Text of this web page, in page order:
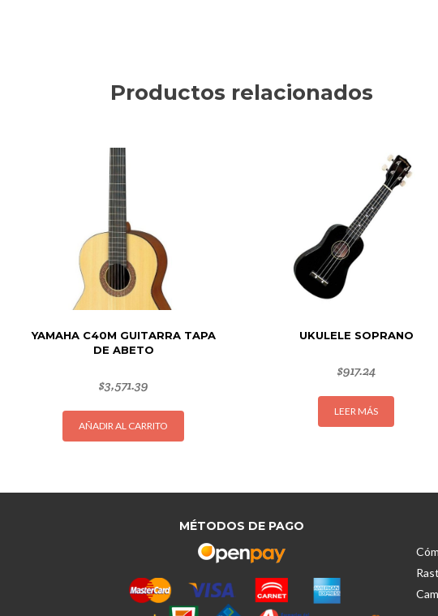
Productos relacionados
YAMAHA C40M GUITARRA TAPA
DE ABETO
$3,571.39
AÑADIR AL CARRITO
UKULELE SOPRANO
$917.24
LEER MÁS
MÉTODOS DE PAGO